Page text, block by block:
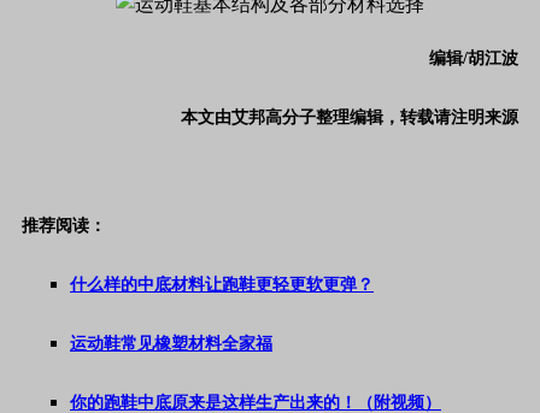
编辑/胡江波
本文由艾邦高分子整理编辑，转载请注明来源
推荐阅读：
什么样的中底材料让跑鞋更轻更软更弹？
运动鞋常见橡塑材料全家福
你的跑鞋中底原来是这样生产出来的！（附视频）